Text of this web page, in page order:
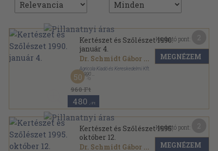
Kertészet és Szőlészet 1990.
január 4.
Dr. Schmidt Gábor ...
Agricola Kiadó és Kereskedelmi Kft.
, 1990
Tűzött kötés
Kertészet és Szőlészet sorozat
960 Ft
50
480 ,-Ft
Kapható pont:
MEGNÉZEM
Kertészet és Szőlészet 1995.
október 12.
Dr. Schmidt Gábor ...
Kapható pont:
MEGNÉZEM